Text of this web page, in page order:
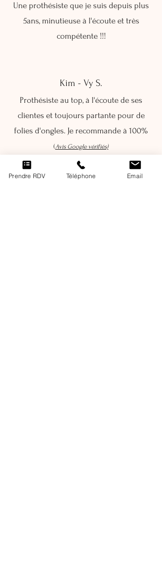
Une prothésiste que je suis depuis plus
5ans, minutieuse à l'écoute et très
compétente !!!
Kim - Vy S.
Prothésiste au top, à l'écoute de ses
clientes et toujours partante pour de
folies d'ongles. Je recommande à 100%
(Avis Google vérifiés)
Prendre RDV Téléphone Email